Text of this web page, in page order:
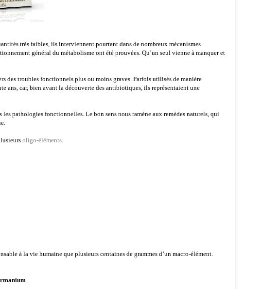
très faibles, ils interviennent pourtant dans de nombreux mécanismes
général du métabolisme ont été prouvées. Qu’un seul vienne à manquer et
des troubles fonctionnels plus ou moins graves. Parfois utilisés de manière
ans, car, bien avant la découverte des antibiotiques, ils représentaient une
pathologies fonctionnelles. Le bon sens nous ramène aux remèdes naturels, qui
oligo-éléments.
à la vie humaine que plusieurs centaines de grammes d’un macro-élément.